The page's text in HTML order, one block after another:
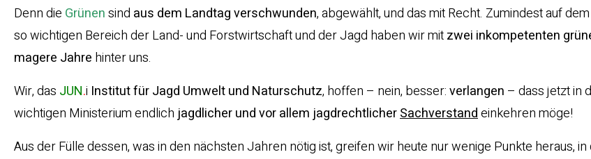
Denn die Grünensind aus dem Landtag verschwunden, abgewählt, und das mit Recht. Zumindest auf
so wichtigen Bereich der Land- und Forstwirtschaft und der Jagd haben wir mitzwei inkompetenten
magere Jahre hinter uns.
Wir, das JUN.i Institut für Jagd Umwelt und Naturschutz, hoffen – nein, besser:verlangen – dass jetzt in
wichtigen Ministerium endlich jagdlicher und vor allem jagdrechtlicherSachverstandeinkehren möge!
Aus der Fülle dessen, was in den nächsten Jahren nötig ist, greifen wir heute nur wenige Punkte heraus,